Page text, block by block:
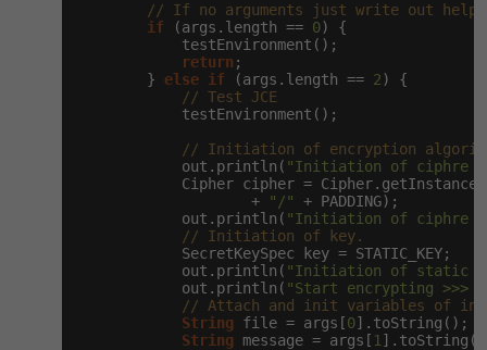
// If no arguments just write out help.
if (args.length == 0) {
            testEnvironment();
return ;
        }
else if (args.length == 2) {
// Test JCE
            testEnvironment();
// Initiation of encryption
            out.println(
"Initiation of ciphre
Cipher cipher =
                    +
"/"
+ PADDING);
            out.println(
"Initiation of ciphre
// Initiation of key.
            SecretKeySpec key = STATIC_KEY;
            out.println(
"Initiation of static
            out.println(
"Start encrypting >>>
// Attach and init variables of
String file = args[0].toString();
String message = args[ 1